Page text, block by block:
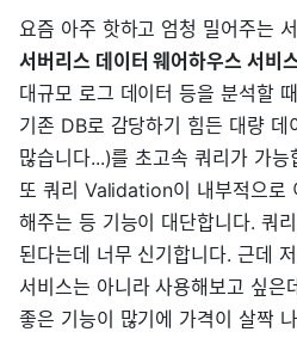
요즘 아주 핫하고 엄청 밀어주는
서버리스 데이터 웨어하우스 서비
대규모 로그 데이터 등을 분석할
기존 DB로 감당하기 힘든 대량 데
많습니다...)를 초고속 쿼리가 가능
또 쿼리 Validation이 내부적으로
해주는 등 기능이 대단합니다. 쿼
된다는데 너무 신기합니다. 근데
서비스는 아니라 사용해보고 싶은
좋은 기능이 많기에 가격이 살짝